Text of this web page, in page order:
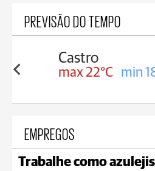
PREVISÃO DO TEMPO
18°C max
EMPREGOS
Trabalhe como